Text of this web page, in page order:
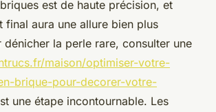
est de haute précision, et
final aura une allure bien plus
dénicher la perle rare, consulter une
maison/optimiser-votre-
brique-pour-decorer-votre-
une étape incontournable. Les